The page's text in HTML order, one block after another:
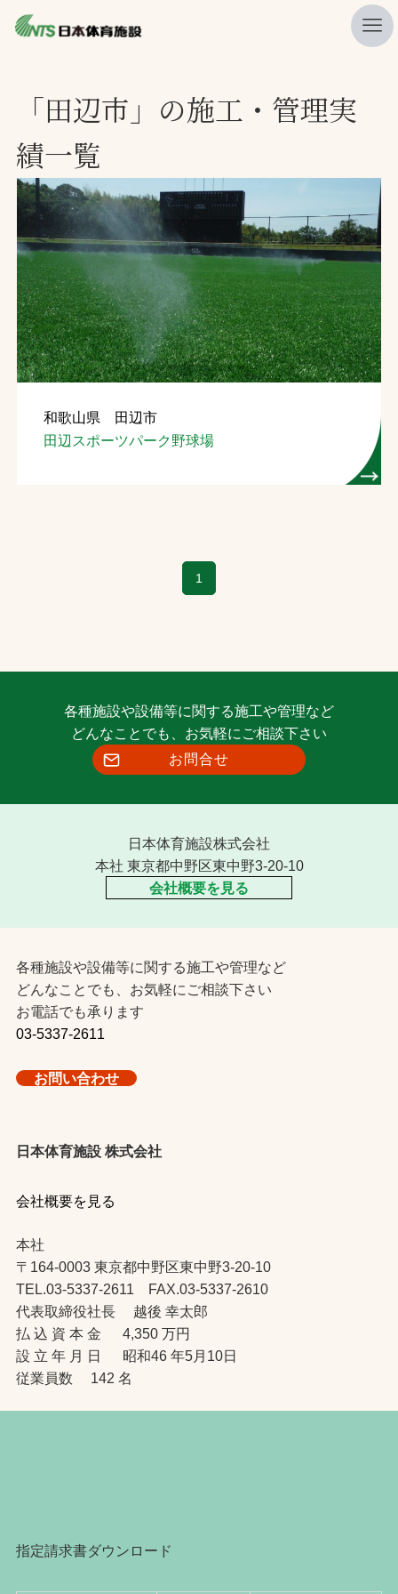
ニュース
プレスリリース
レポート
製品・サービス一覧
施工・管理実績一覧
会社概要
採用情報
検索
お問合せ
「田辺市」の施工・管理実
績一覧
和歌山県 田辺市
田辺スポーツパーク野球場
1
各種施設や設備等に関する施工や管理など
どんなことでも、お気軽にご相談下さい
お問合せ
日本体育施設株式会社
本社 東京都中野区東中野3-20-10
会社概要を見る
各種施設や設備等に関する施工や管理など
どんなことでも、お気軽にご相談下さい
お電話でも承ります
03-5337-2611
お問い合わせ
日本体育施設 株式会社
会社概要を見る
本社
〒164-0003 東京都中野区東中野3-20-10
TEL.03-5337-2611 FAX.03-5337-2610
代表取締役社長 越後 幸太郎
払 込 資 本 金 4,350 万円
設 立 年 月 日 昭和46 年5月10日
従業員数 142 名
指定請求書ダウンロード